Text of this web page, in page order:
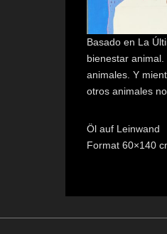
Basado en La
bienestar
animales. Y
otros animales
Öl auf Leinwand
Format 60×140